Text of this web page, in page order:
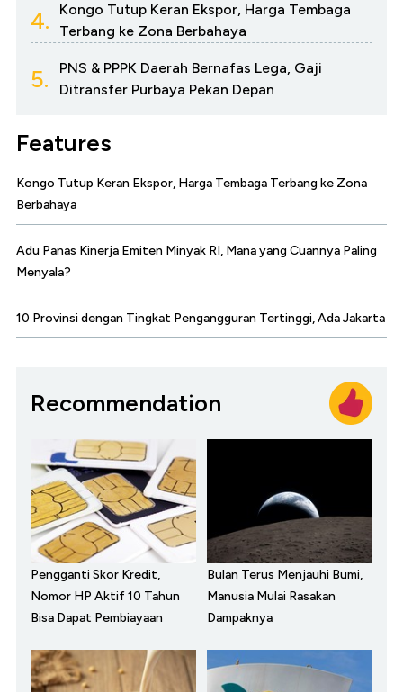
4.
Kongo Tutup Keran Ekspor, Harga Tembaga
Terbang ke Zona Berbahaya
5.
PNS & PPPK Daerah Bernafas Lega, Gaji
Ditransfer Purbaya Pekan Depan
Features
Kongo Tutup Keran Ekspor, Harga Tembaga Terbang ke Zona
Berbahaya
Adu Panas Kinerja Emiten Minyak RI, Mana yang Cuannya Paling
Menyala?
10 Provinsi dengan Tingkat Pengangguran Tertinggi, Ada Jakarta
Recommendation
Pengganti Skor Kredit,
Nomor HP Aktif 10 Tahun
Bisa Dapat Pembiayaan
Bulan Terus Menjauhi Bumi,
Manusia Mulai Rasakan
Dampaknya